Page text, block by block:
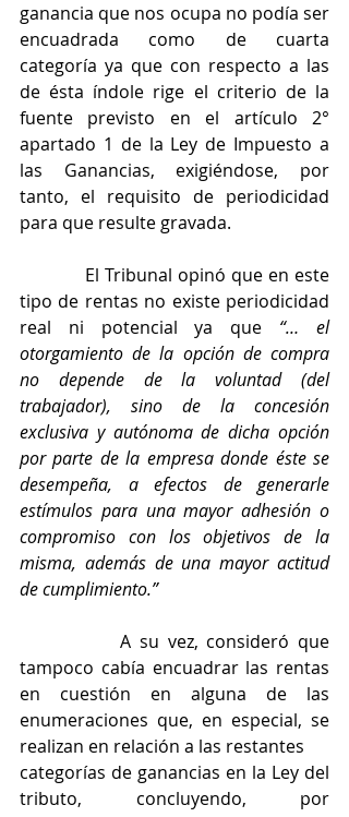
ganancia que nos ocupa no podía ser
encuadrada como de cuarta
categoría ya que con respecto a las
de ésta índole rige el criterio de la
fuente previsto en el artículo 2°
apartado 1 de la Ley de Impuesto a
las Ganancias, exigiéndose, por
tanto, el requisito de periodicidad
para que resulte gravada.
tipo de rentas no existe periodicidad
real ni potencial ya que “… el
otorgamiento de la opción de compra
no depende de la voluntad (del
trabajador), sino de la concesión
exclusiva y autónoma de dicha opción
por parte de la empresa donde éste se
desempeña, a efectos de generarle
estímulos para una mayor adhesión o
compromiso con los objetivos de la
misma, además de una mayor actitud
de cumplimiento.”
            A su vez, consideró que
tampoco cabía encuadrar las rentas
en cuestión en alguna de las
enumeraciones que, en especial, se
realizan en relación a las restantes
categorías de ganancias en la Ley del
tributo, concluyendo, por